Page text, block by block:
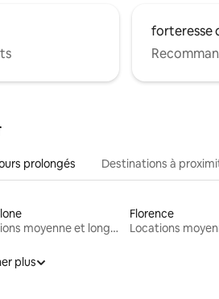
forteresse
prolongés Destinations à
Locations moyenne et longue durée
Florence
plus